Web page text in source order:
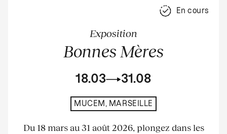
En cours
Exposition
Bonnes Mères
18.03 31.08
MUCEM, MARSEILLE
Du 18 mars au 31 août 2026, plongez dans les